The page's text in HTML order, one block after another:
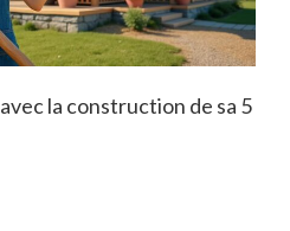
la construction de sa 5